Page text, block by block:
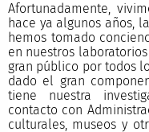
Afortunadamente,
hace ya algunos años,
hemos tomado
en nuestros
gran público por todos
dado el gran
tiene nuestra
contacto con
culturales, museos y